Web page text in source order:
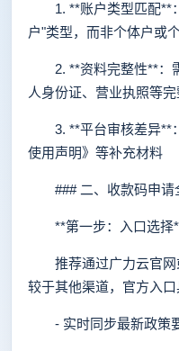
1. **账户类型匹配**
户"类型，而非个体户或
2. **资料完整性**：
人身份证、营业执照等
3. **平台审核差异**：
使用声明》等补充材料
### 二、收款码申请
**第一步：入口选择
推荐通过广力云官网
较于其他渠道，官方入口
- 实时同步最新政策